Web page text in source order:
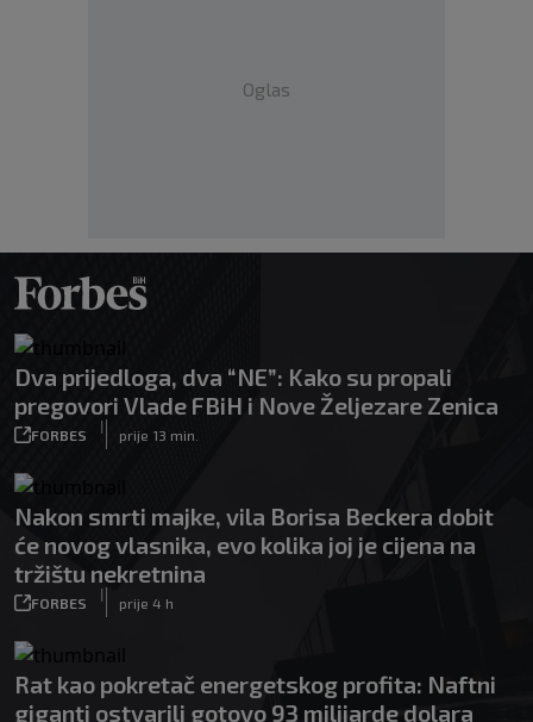
Oglas
Dva prijedloga, dva “NE”: Kako su propali
pregovori Vlade FBiH i Nove Željezare Zenica
FORBES
|
prije 13 min.
Nakon smrti majke, vila Borisa Beckera dobit
će novog vlasnika, evo kolika joj je cijena na
tržištu nekretnina
FORBES
|
prije 4 h
Rat kao pokretač energetskog profita: Naftni
giganti ostvarili gotovo 93 milijarde dolara